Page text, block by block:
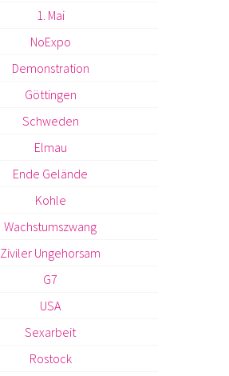
1. Mai
NoExpo
Demonstration
Göttingen
Schweden
Elmau
Ende Gelände
Kohle
Wachstumszwang
Ziviler Ungehorsam
G7
USA
Sexarbeit
Rostock